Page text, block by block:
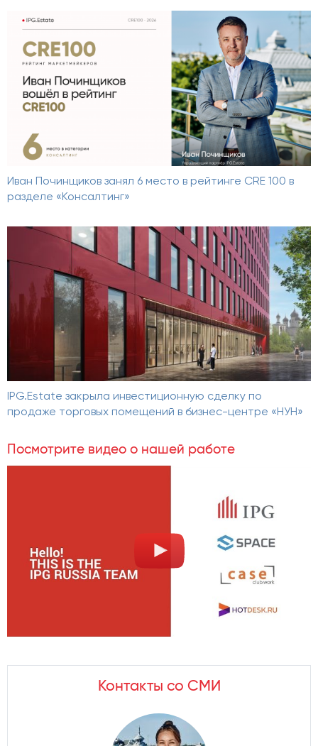
Иван Починщиков занял 6 место в рейтинге CRE 100 в
разделе «Консалтинг»
IPG.Estate закрыла инвестиционную сделку по
продаже торговых помещений в бизнес-центре «НУН»
Посмотрите видео о нашей работе
Контакты со СМИ